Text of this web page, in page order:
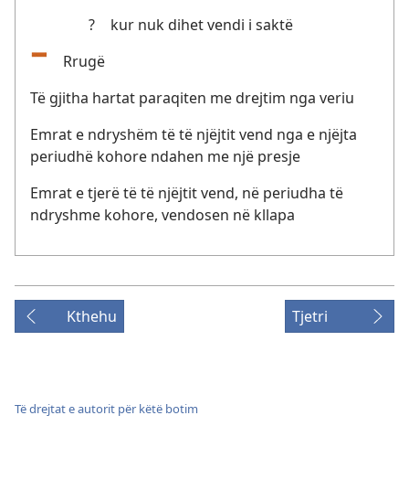
?
kur nuk dihet vendi i saktë
Rrugë
Të gjitha hartat paraqiten me drejtim nga veriu
Emrat e ndryshëm të të njëjtit vend nga e njëjta
periudhë kohore ndahen me një presje
Emrat e tjerë të të njëjtit vend, në periudha të
ndryshme kohore, vendosen në kllapa
Kthehu Tjetri
Të drejtat e autorit për këtë botim